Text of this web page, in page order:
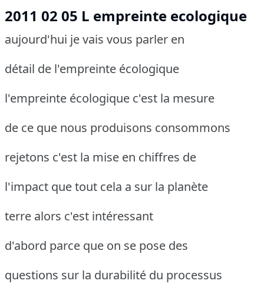
2011 02 05 L empreinte ecologique
aujourd'hui je vais vous parler en
détail de l'empreinte écologique
l'empreinte écologique c'est la mesure
de ce que nous produisons consommons
rejetons c'est la mise en chiffres de
l'impact que tout cela a sur la planète
terre alors c'est intéressant
d'abord parce que on se pose des
questions sur la durabilité du processus